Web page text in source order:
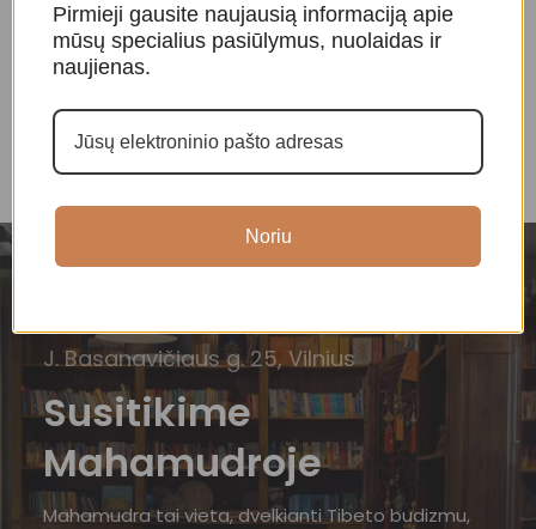
Smilkalai ir kvapai,
Tibetietiški smilkalai
16,00
Smilkalai ir kvapai,
Tibetietiški smilkalai
J. Basanavičiaus g. 25, Vilnius
Susitikime
Mahamudroje
Mahamudra tai vieta, dvelkianti Tibeto budizmu,
Pirmieji gausite naujausią informaciją apie
mūsų specialius pasiūlymus, nuolaidas ir
naujienas.
Noriu